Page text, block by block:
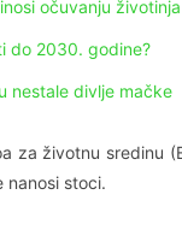
očuvanju
do 2030. godine?
nestale divlje mačke
za životnu sredinu
nanosi stoci.